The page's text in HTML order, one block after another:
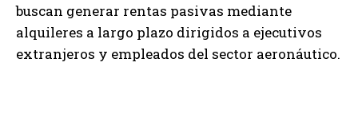
buscan generar rentas pasivas mediante
alquileres a largo plazo dirigidos a ejecutivos
extranjeros y empleados del sector aeronáutico.